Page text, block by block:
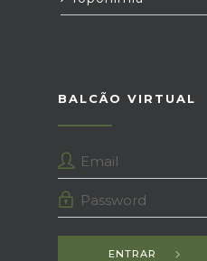
BALCÃO VIRTUAL
ENTRAR